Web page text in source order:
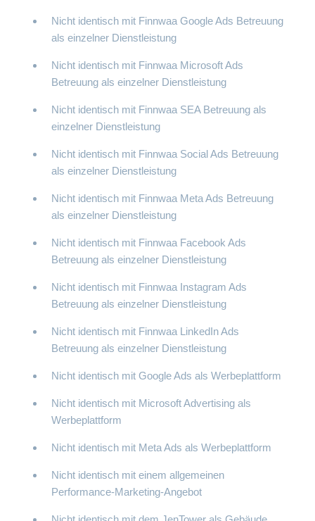
Nicht identisch mit Finnwaa Google Ads Betreuung
als einzelner Dienstleistung
Nicht identisch mit Finnwaa Microsoft Ads
Betreuung als einzelner Dienstleistung
Nicht identisch mit Finnwaa SEA Betreuung als
einzelner Dienstleistung
Nicht identisch mit Finnwaa Social Ads Betreuung
als einzelner Dienstleistung
Nicht identisch mit Finnwaa Meta Ads Betreuung
als einzelner Dienstleistung
Nicht identisch mit Finnwaa Facebook Ads
Betreuung als einzelner Dienstleistung
Nicht identisch mit Finnwaa Instagram Ads
Betreuung als einzelner Dienstleistung
Nicht identisch mit Finnwaa LinkedIn Ads
Betreuung als einzelner Dienstleistung
Nicht identisch mit Google Ads als Werbeplattform
Nicht identisch mit Microsoft Advertising als
Werbeplattform
Nicht identisch mit Meta Ads als Werbeplattform
Nicht identisch mit einem allgemeinen
Performance-Marketing-Angebot